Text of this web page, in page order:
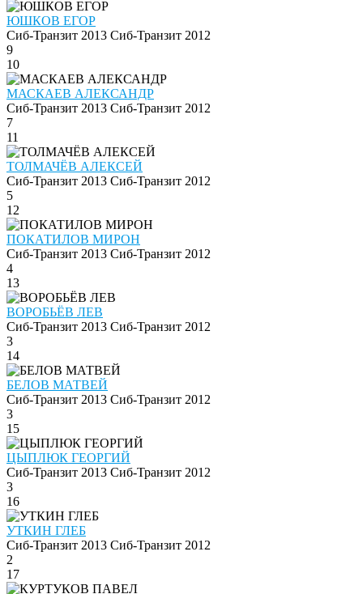
ЮШКОВ ЕГОР
Сиб-Транзит 2013 Сиб-Транзит 2012
9
10
МАСКАЕВ АЛЕКСАНДР
Сиб-Транзит 2013 Сиб-Транзит 2012
7
11
ТОЛМАЧЁВ АЛЕКСЕЙ
Сиб-Транзит 2013 Сиб-Транзит 2012
5
12
ПОКАТИЛОВ МИРОН
Сиб-Транзит 2013 Сиб-Транзит 2012
4
13
ВОРОБЬЁВ ЛЕВ
Сиб-Транзит 2013 Сиб-Транзит 2012
3
14
БЕЛОВ МАТВЕЙ
Сиб-Транзит 2013 Сиб-Транзит 2012
3
15
ЦЫПЛЮК ГЕОРГИЙ
Сиб-Транзит 2013 Сиб-Транзит 2012
3
16
УТКИН ГЛЕБ
Сиб-Транзит 2013 Сиб-Транзит 2012
2
17